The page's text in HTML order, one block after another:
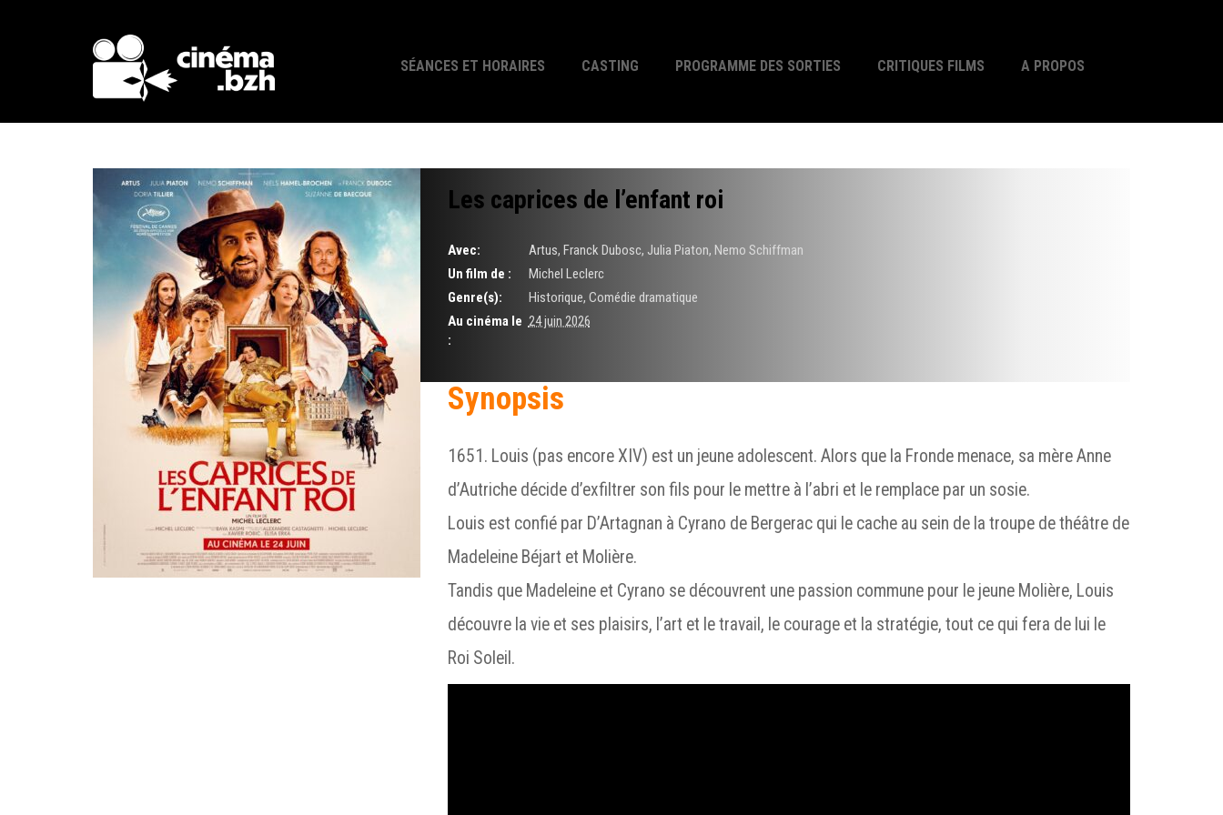
SÉANCES ET HORAIRES CASTING PROGRAMME DES SORTIES CRITIQUES FILMS A PROPOS
Les caprices de l’enfant roi
Avec:
Artus, Franck Dubosc, Julia Piaton, Nemo Schiffman
Un film de :
Michel Leclerc
Genre(s):
Historique, Comédie dramatique
Au cinéma le
:
24 juin 2026
Synopsis
1651. Louis (pas encore XIV) est un jeune adolescent. Alors que la Fronde menace, sa mère Anne
d’Autriche décide d’exfiltrer son fils pour le mettre à l’abri et le remplace par un sosie.
Louis est confié par D’Artagnan à Cyrano de Bergerac qui le cache au sein de la troupe de théâtre de
Madeleine Béjart et Molière.
Tandis que Madeleine et Cyrano se découvrent une passion commune pour le jeune Molière, Louis
découvre la vie et ses plaisirs, l’art et le travail, le courage et la stratégie, tout ce qui fera de lui le
Roi Soleil.